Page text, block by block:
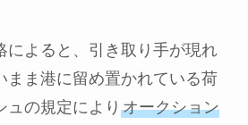
によると、引き取り手が現れ
まま港に留め置かれている荷
ュの規定により オークション